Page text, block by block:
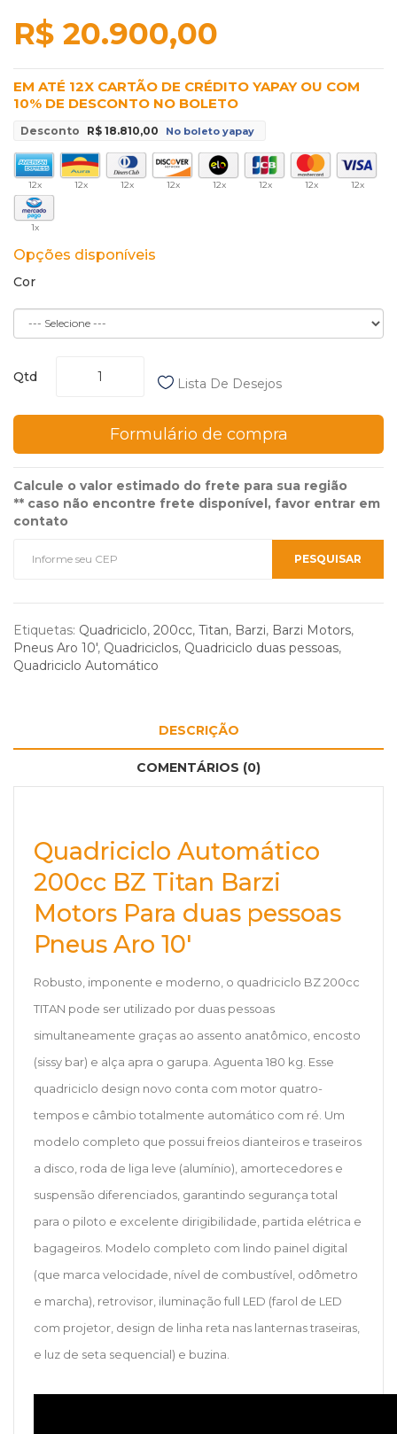
R$ 20.900,00
EM ATÉ 12X CARTÃO DE CRÉDITO YAPAY OU COM
10% DE DESCONTO NO BOLETO
Desconto R$ 18.810,00 No boleto yapay
12x 12x 12x 12x 12x 12x 12x 12x
1x
Opções disponíveis
Cor
Qtd Lista De Desejos
Formulário de compra
Calcule o valor estimado do frete para sua região
** caso não encontre frete disponível, favor entrar em
contato
Etiquetas: Quadriciclo, 200cc, Titan, Barzi, Barzi Motors,
Pneus Aro 10', Quadriciclos, Quadriciclo duas pessoas,
Quadriciclo Automático
DESCRIÇÃO
COMENTÁRIOS (0)
Quadriciclo Automático
200cc BZ Titan Barzi
Motors Para duas pessoas
Pneus Aro 10'
Robusto, imponente e moderno, o quadriciclo BZ 200cc
TITAN pode ser utilizado por duas pessoas
simultaneamente graças ao assento anatômico, encosto
(sissy bar) e alça apra o garupa. Aguenta 180 kg. Esse
quadriciclo design novo conta com motor quatro-
tempos e câmbio totalmente automático com ré. Um
modelo completo que possui freios dianteiros e traseiros
a disco, roda de liga leve (alumínio), amortecedores e
suspensão diferenciados, garantindo segurança total
para o piloto e excelente dirigibilidade, partida elétrica e
bagageiros. Modelo completo com lindo painel digital
(que marca velocidade, nível de combustível, odômetro
e marcha), retrovisor, iluminação full LED (farol de LED
com projetor, design de linha reta nas lanternas traseiras,
e luz de seta sequencial) e buzina.